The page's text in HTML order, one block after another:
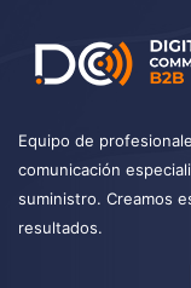
Equipo de
comunicación
suministro. Creamos
resultados.